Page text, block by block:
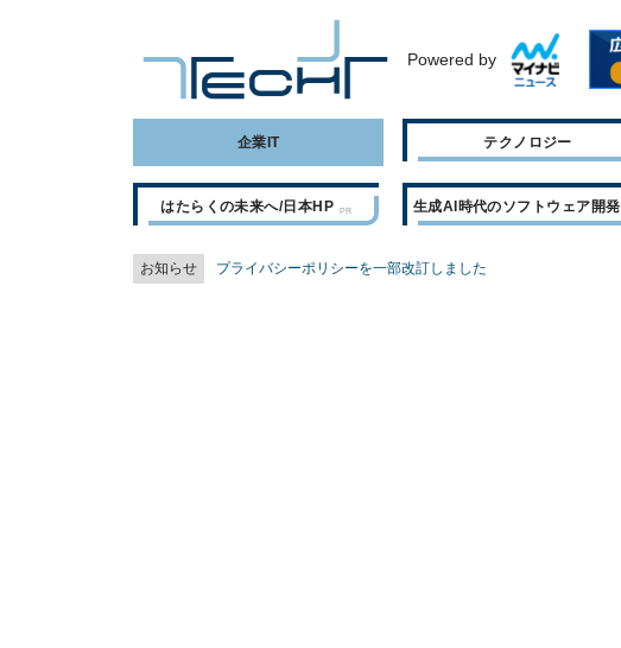
Powered by
企業IT テクノロジー
はたらくの未来へ/日本HP 生成AI時代のソフトウェア開発
お知らせ プライバシーポリシーを一部改訂しました